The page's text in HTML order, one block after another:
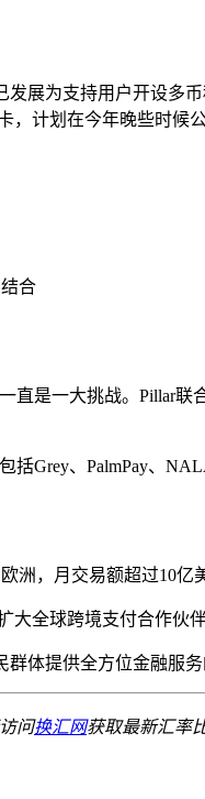
展为支持用户开设多
，计划在今年晚些时候
合
直是一大挑战。Pillar
Grey、PalmPay、
洲，月交易额超过10
大全球跨境支付合作伙
群体提供全方位金融服
问换汇网获取最新汇率